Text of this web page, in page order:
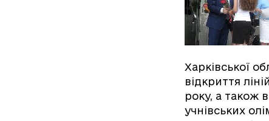
Харківської
відкриття
року, а також
учнівських